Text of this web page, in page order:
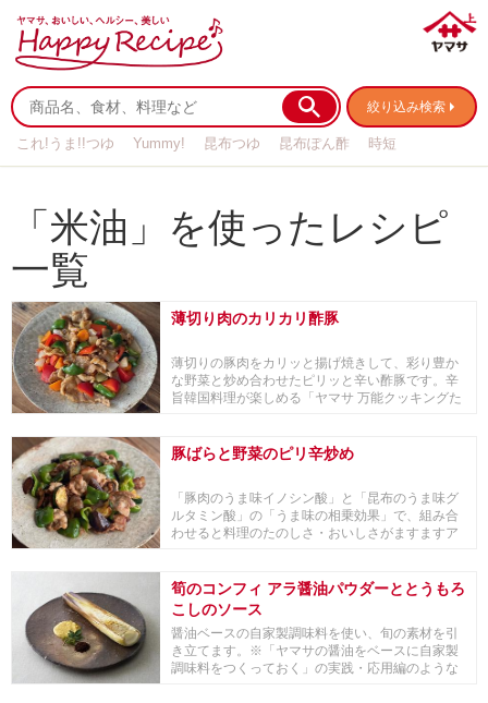
絞り込み検索
これ!うま!!つゆ Yummy! 昆布つゆ 昆布ぽん酢
時短
「米油」を使ったレシピ
一覧
薄切り肉のカリカリ酢豚
薄切りの豚肉をカリッと揚げ焼きして、彩り豊か
な野菜と炒め合わせたピリッと辛い酢豚です。辛
旨韓国料理が楽しめる「ヤマサ 万能クッキングた
豚ばらと野菜のピリ辛炒め
「豚肉のうま味イノシン酸」と「昆布のうま味グ
ルタミン酸」の「うま味の相乗効果」で、組み合
わせると料理のたのしさ・おいしさがますますア
筍のコンフィ アラ醤油パウダーととうもろ
こしのソース
醤油ベースの自家製調味料を使い、旬の素材を引
き立てます。※「ヤマサの醤油をベースに自家製
調味料をつくっておく」の実践・応用編のような